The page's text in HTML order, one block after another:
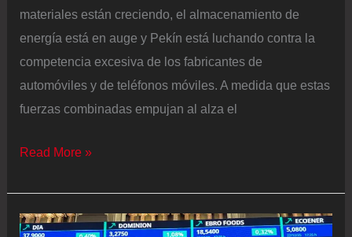
materiales están creciendo, el almacenamiento de
energía está en auge y Pekín está luchando contra la
competencia excesiva de los fabricantes de
automóviles y de teléfonos móviles. A medida que estas
fuerzas combinadas empujan al alza el
El
de
los
Read More »